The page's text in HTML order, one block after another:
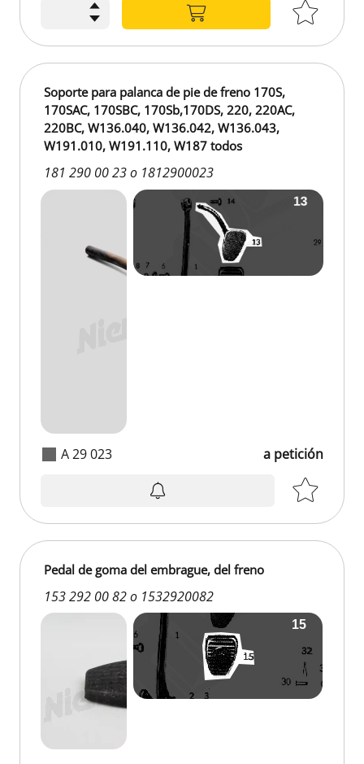
A 29 023
Soporte para palanca de pie de freno 170S,
170SAC, 170SBC, 170Sb,170DS, 220, 220AC,
220BC, W136.040, W136.042, W136.043,
W191.010, W191.110, W187 todos
181 290 00 23 o 1812900023
a petición
Pedal de goma del embrague, del freno
153 292 00 82 o 1532920082